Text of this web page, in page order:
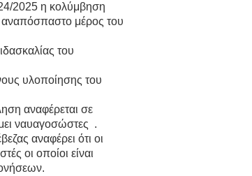
2025 η κολύμβηση
μέρος του
του
υλοποίησης του
αναφέρεται σε
ναυαγοσώστες .
αναφέρει ότι οι
οι οποίοι είναι